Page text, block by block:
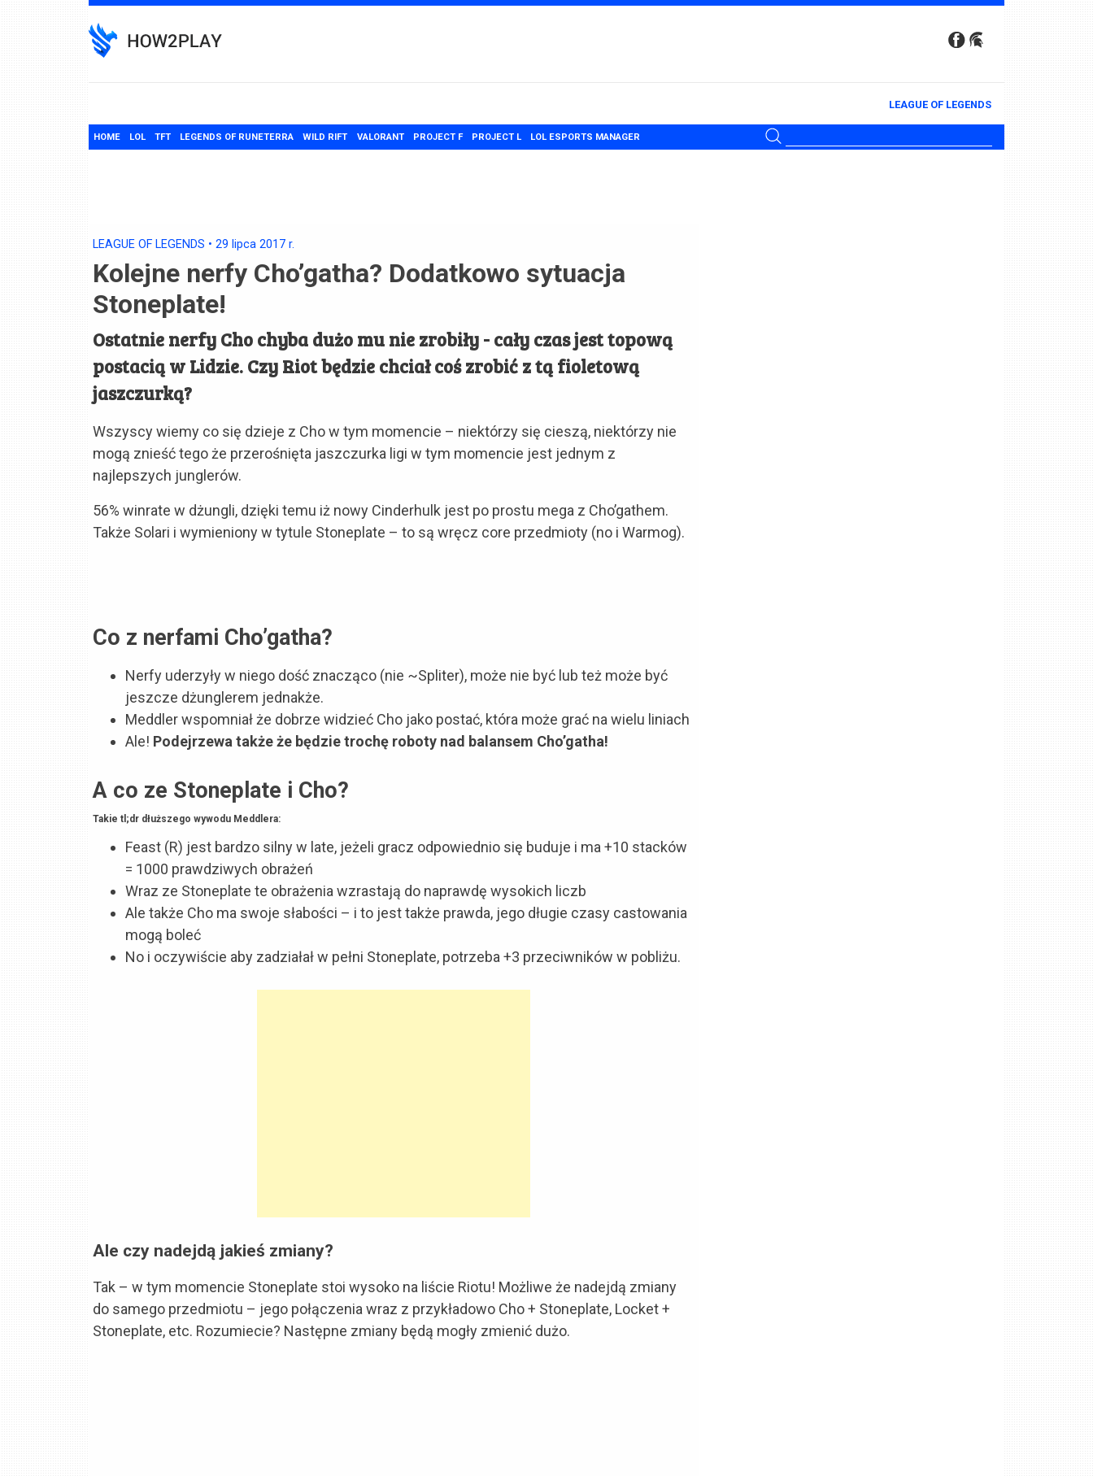
to
content
LEAGUE OF LEGENDS
HOME LOL TFT LEGENDS OF RUNETERRA WILD RIFT VALORANT PROJECT F PROJECT L LOL ESPORTS MANAGER
LEAGUE OF LEGENDS • 29 lipca 2017 r.
Kolejne nerfy Cho’gatha? Dodatkowo sytuacja
Stoneplate!
Ostatnie nerfy Cho chyba dużo mu nie zrobiły - cały czas jest topową
postacią w Lidzie. Czy Riot będzie chciał coś zrobić z tą fioletową
jaszczurką?
Wszyscy wiemy co się dzieje z Cho w tym momencie – niektórzy się cieszą, niektórzy nie
mogą znieść tego że przerośnięta jaszczurka ligi w tym momencie jest jednym z
najlepszych junglerów.
56% winrate w dżungli, dzięki temu iż nowy Cinderhulk jest po prostu mega z Cho’gathem.
Także Solari i wymieniony w tytule Stoneplate – to są wręcz core przedmioty (no i Warmog).
Co z nerfami Cho’gatha?
Nerfy uderzyły w niego dość znacząco (nie ~Spliter), może nie być lub też może być
jeszcze dżunglerem jednakże.
Meddler wspomniał że dobrze widzieć Cho jako postać, która może grać na wielu liniach
Ale! Podejrzewa także że będzie trochę roboty nad balansem Cho’gatha!
A co ze Stoneplate i Cho?
Takie tl;dr dłuższego wywodu Meddlera:
Feast (R) jest bardzo silny w late, jeżeli gracz odpowiednio się buduje i ma +10 stacków
= 1000 prawdziwych obrażeń
Wraz ze Stoneplate te obrażenia wzrastają do naprawdę wysokich liczb
Ale także Cho ma swoje słabości – i to jest także prawda, jego długie czasy castowania
mogą boleć
No i oczywiście aby zadziałał w pełni Stoneplate, potrzeba +3 przeciwników w pobliżu.
Ale czy nadejdą jakieś zmiany?
Tak – w tym momencie Stoneplate stoi wysoko na liście Riotu! Możliwe że nadejdą zmiany
do samego przedmiotu – jego połączenia wraz z przykładowo Cho + Stoneplate, Locket +
Stoneplate, etc. Rozumiecie? Następne zmiany będą mogły zmienić dużo.